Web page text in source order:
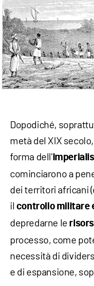
Dopodiché,
metà del XIX
forma dell'
cominciarono a
dei territori africani
il controllo militare
depredarne le
processo, come
necessità di
e di espansione,